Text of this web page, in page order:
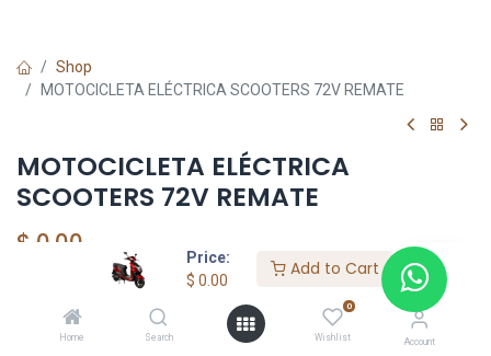
Price:
$ 0.00
Add to Cart
Home Search
0
Wishlist Account
Shop
MOTOCICLETA ELÉCTRICA SCOOTERS 72V REMATE
MOTOCICLETA ELÉCTRICA
SCOOTERS 72V REMATE
$ 0.00
Add to Cart